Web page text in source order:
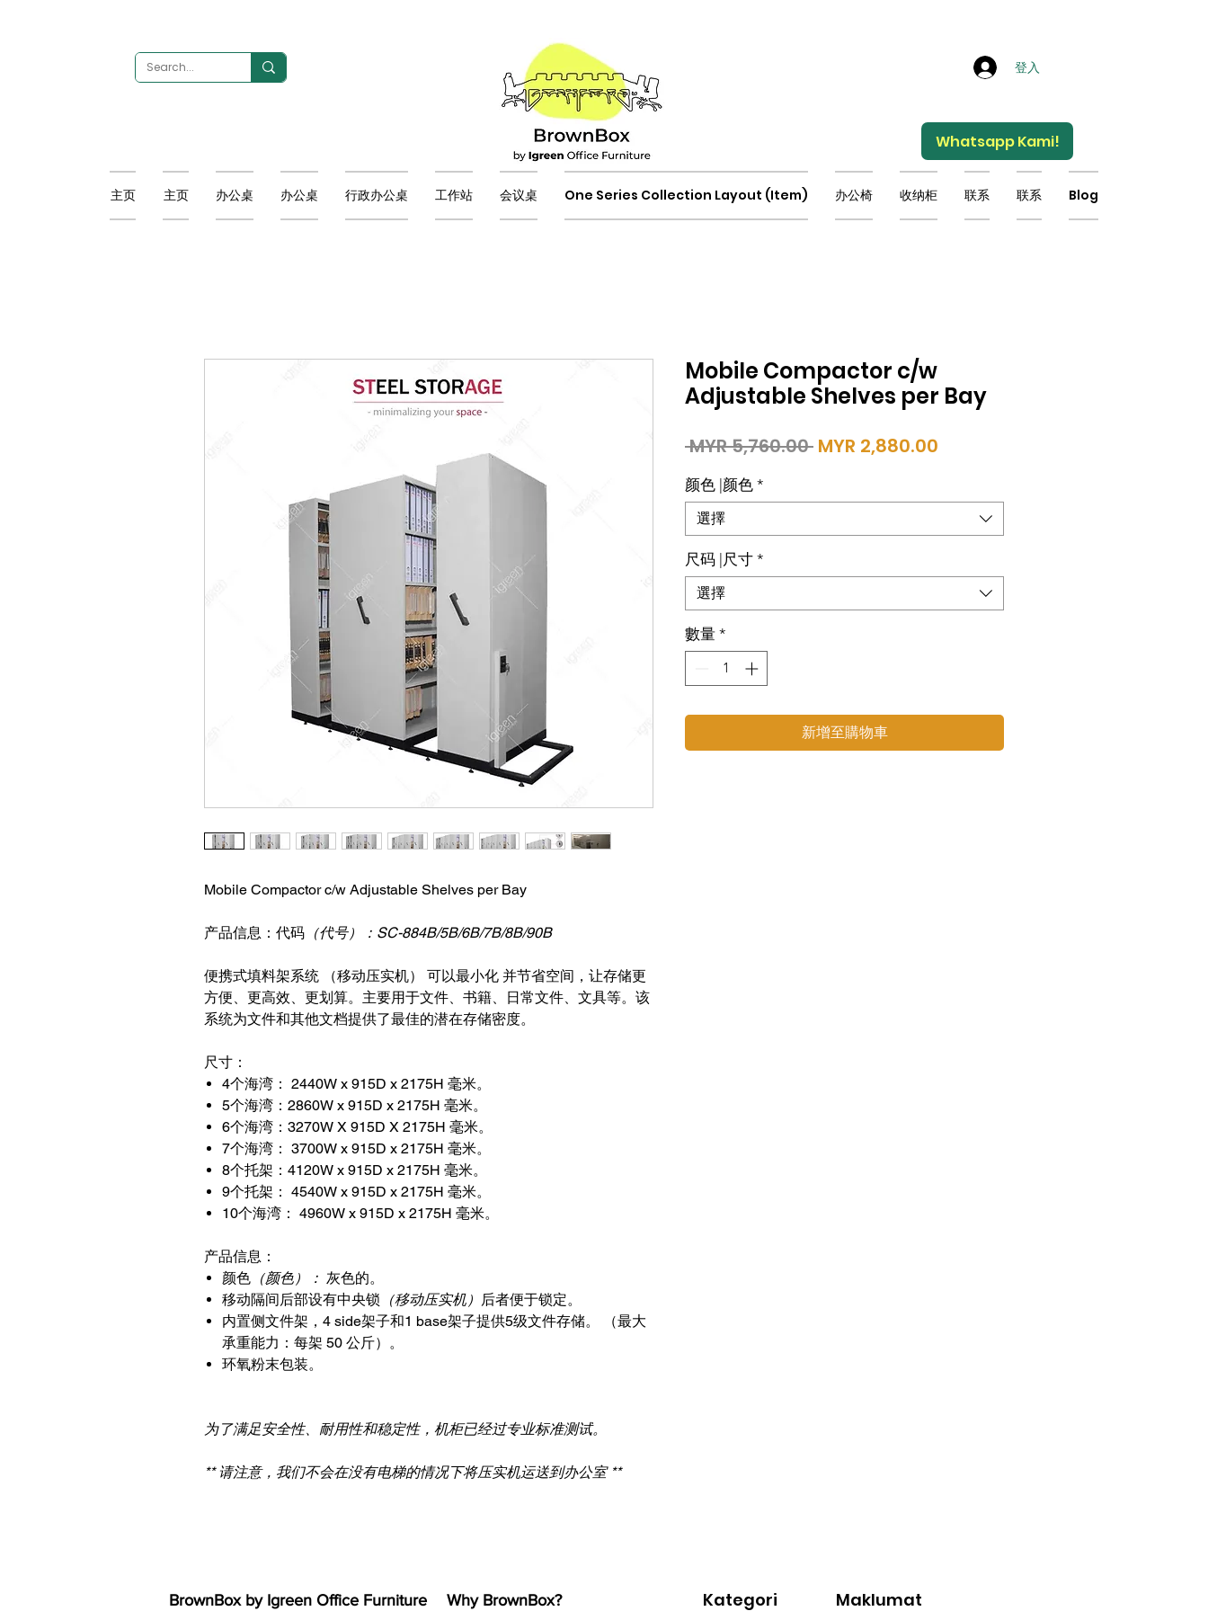
登入
Whatsapp Kami!
主页 主页 办公桌 办公桌 行政办公桌 工作站 会议桌 One Series Collection Layout (Item) 办公椅 收纳柜 联系 联系 Blog
Mobile Compactor c/w Adjustable Shelves per Bay
产品信息：代码 （代号）：SC-884B/5B/6B/7B/8B/90B
便携式填料架系统 （移动压实机）
可以最小化 并节省空间，让存储更
方便、更高效、更划算。主要用于文件、书籍、日常文件、文具等。该
系统为文件和其他文档提供了最佳的潜在存储密度。
尺寸：
4个海湾： 2440W x 915D x 2175H 毫米。
5个海湾： 2860W x 915D x 2175H 毫米。
6个海湾： 3270W X 915D X 2175H 毫米。
7个海湾： 3700W x 915D x 2175H 毫米。
8个托架： 4120W x 915D x 2175H 毫米。
9个托架： 4540W x 915D x 2175H 毫米。
10个海湾： 4960W x 915D x 2175H 毫米。
产品信息：
颜色 （颜色）： 灰色的。
移动隔间后部设有中央锁 （移动压实机） 后者便于锁定。
内置侧文件架，4 side架子和1 base架子提供5级文件存储。 （最大
承重能力：每架 50 公斤）。
环氧粉末包装。
为了满足安全性、耐用性和稳定性，机柜已经过专业标准测试。
** 请注意，我们不会在没有电梯的情况下将压实机运送到办公室 **
Mobile Compactor c/w
Adjustable Shelves per Bay
MYR 5,760.00 一
MYR 2,880.00
颜色 |颜色 *
選擇
尺码 |尺寸 *
選擇
數量 *
新增至購物車
BrownBox by Igreen Office Furniture Why BrownBox? Kategori Maklumat